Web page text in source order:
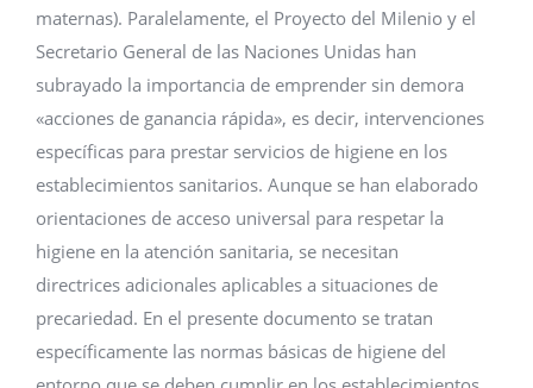
maternas). Paralelamente, el Proyecto del Milenio y el
Secretario General de las Naciones Unidas han
subrayado la importancia de emprender sin demora
«acciones de ganancia rápida», es decir, intervenciones
específicas para prestar servicios de higiene en los
establecimientos sanitarios. Aunque se han elaborado
orientaciones de acceso universal para respetar la
higiene en la atención sanitaria, se necesitan
directrices adicionales aplicables a situaciones de
precariedad. En el presente documento se tratan
específicamente las normas básicas de higiene del